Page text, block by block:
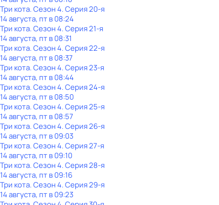
Три кота. Сезон 4. Серия 20-я
14 августа, пт в 08:24
Три кота. Сезон 4. Серия 21-я
14 августа, пт в 08:31
Три кота. Сезон 4. Серия 22-я
14 августа, пт в 08:37
Три кота. Сезон 4. Серия 23-я
14 августа, пт в 08:44
Три кота. Сезон 4. Серия 24-я
14 августа, пт в 08:50
Три кота. Сезон 4. Серия 25-я
14 августа, пт в 08:57
Три кота. Сезон 4. Серия 26-я
14 августа, пт в 09:03
Три кота. Сезон 4. Серия 27-я
14 августа, пт в 09:10
Три кота. Сезон 4. Серия 28-я
14 августа, пт в 09:16
Три кота. Сезон 4. Серия 29-я
14 августа, пт в 09:23